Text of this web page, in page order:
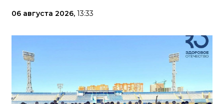
06 августа 2026, 13:33